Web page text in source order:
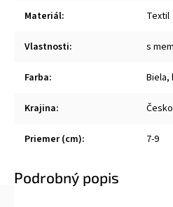
Materiál: Textil
Vlastnosti: s
Farba: Biela,
Krajina: Česko
Priemer (cm): 7-9
Podrobný popis